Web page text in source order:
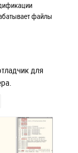
файлы
для